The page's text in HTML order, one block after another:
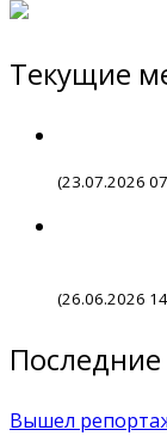
Текущие
(23.07.2026
(26.06.2026
Вышел